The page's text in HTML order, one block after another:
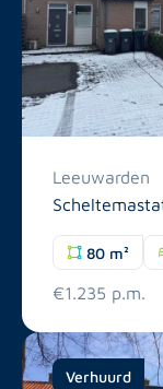
Leeuwarden
80 m²
€1.235 p.m.
Verhuurd